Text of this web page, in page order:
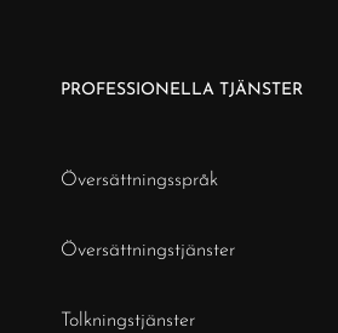
PROFESSIONELLA TJÄNSTER
Översättningsspråk
Översättningstjänster
Tolkningstjänster